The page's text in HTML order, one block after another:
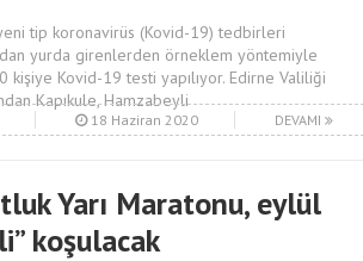
tip koronavirüs (Kovid-19) tedbirleri
yurda girenlerden örneklem yöntemiyle
Kovid-19 testi yapılıyor. Edirne Valiliği
Kapıkule, Hamzabeyli
18 Haziran 2020 DEVAMI
Yarı Maratonu, eylül
koşulacak